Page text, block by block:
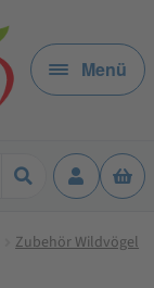
Menü
Zubehör Wildvögel